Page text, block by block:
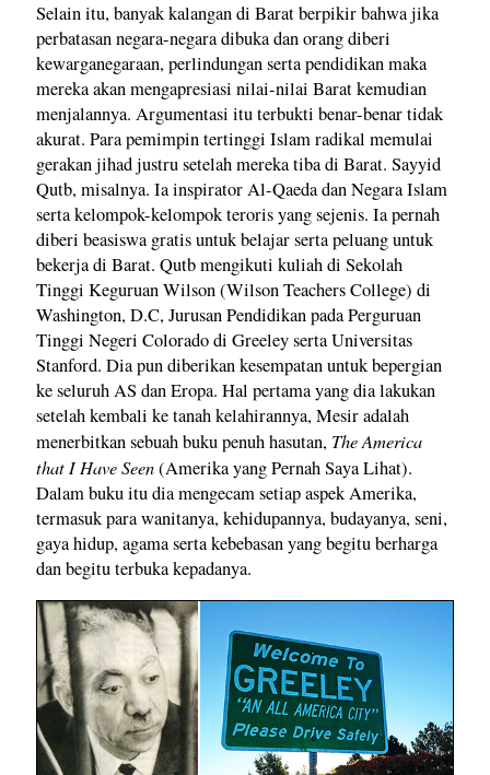
Selain itu, banyak kalangan di Barat berpikir bahwa jika
perbatasan negara-negara dibuka dan orang diberi
kewarganegaraan, perlindungan serta pendidikan maka
mereka akan mengapresiasi nilai-nilai Barat kemudian
menjalannya. Argumentasi itu terbukti benar-benar tidak
akurat. Para pemimpin tertinggi Islam radikal memulai
gerakan jihad justru setelah mereka tiba di Barat. Sayyid
Qutb, misalnya. Ia inspirator Al-Qaeda dan Negara Islam
serta kelompok-kelompok teroris yang sejenis. Ia pernah
diberi beasiswa gratis untuk belajar serta peluang untuk
bekerja di Barat. Qutb mengikuti kuliah di Sekolah
Tinggi Keguruan Wilson (Wilson Teachers College) di
Washington, D.C, Jurusan Pendidikan pada Perguruan
Tinggi Negeri Colorado di Greeley serta Universitas
Stanford. Dia pun diberikan kesempatan untuk bepergian
ke seluruh AS dan Eropa. Hal pertama yang dia lakukan
setelah kembali ke tanah kelahirannya, Mesir adalah
menerbitkan sebuah buku penuh hasutan, The America
that I Have Seen(Amerika yang Pernah Saya Lihat).
Dalam buku itu dia mengecam setiap aspek Amerika,
termasuk para wanitanya, kehidupannya, budayanya, seni,
gaya hidup, agama serta kebebasan yang begitu berharga
dan begitu terbuka kepadanya.